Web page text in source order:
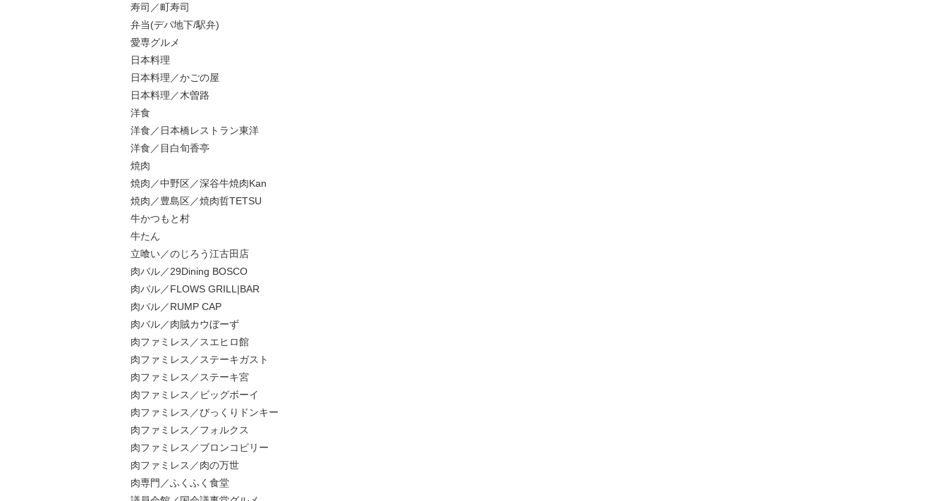
寿司／町寿司
弁当(デパ地下/駅弁)
愛専グルメ
日本料理
日本料理／かごの屋
日本料理／木曽路
洋食
洋食／日本橋レストラン東洋
洋食／目白旬香亭
焼肉
焼肉／中野区／深谷牛焼肉Kan
焼肉／豊島区／焼肉哲TETSU
牛かつもと村
牛たん
立喰い／のじろう江古田店
肉バル／29Dining BOSCO
肉バル／FLOWS GRILL|BAR
肉バル／RUMP CAP
肉バル／肉賊カウぼーず
肉ファミレス／スエヒロ館
肉ファミレス／ステーキガスト
肉ファミレス／ステーキ宮
肉ファミレス／ビッグボーイ
肉ファミレス／びっくりドンキー
肉ファミレス／フォルクス
肉ファミレス／ブロンコビリー
肉ファミレス／肉の万世
肉専門／ふくふく食堂